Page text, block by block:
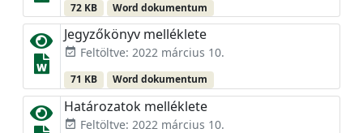
72 KB Word dokumentum
Jegyzőkönyv melléklete
event_available Feltöltve: 2022 március 10.
71 KB Word dokumentum
Határozatok melléklete
event_available Feltöltve: 2022 március 10.